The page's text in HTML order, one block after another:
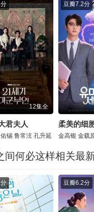
12集全
君夫人
锡 鲁常泫 孔升延
豆瓣7.2分
柔美的细
金高银 金载
间何必这样相关最
豆瓣6.2分